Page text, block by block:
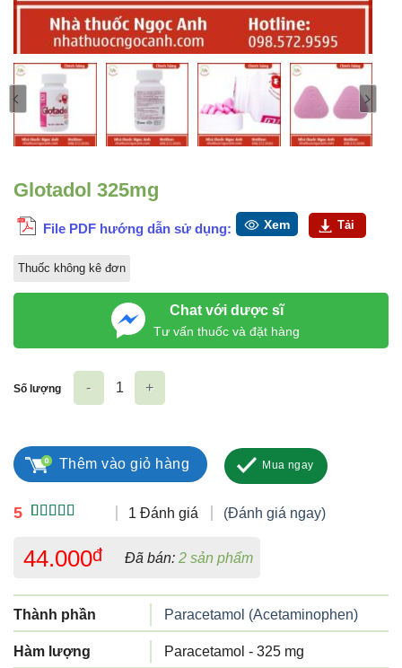
Glotadol 325mg
File PDF hướng dẫn sử dụng: Xem Tải
Thuốc không kê đơn
Chat với dược sĩ
Tư vấn thuốc và đặt hàng
5
đánh giá
1 Đánh giá (Đánh giá ngay)
44.000đ Đã bán: 2 sản phẩm
Thành phần Paracetamol (Acetaminophen)
Hàm lượng Paracetamol - 325 mg
Số lượng
Thêm vào giỏ hàng Mua ngay